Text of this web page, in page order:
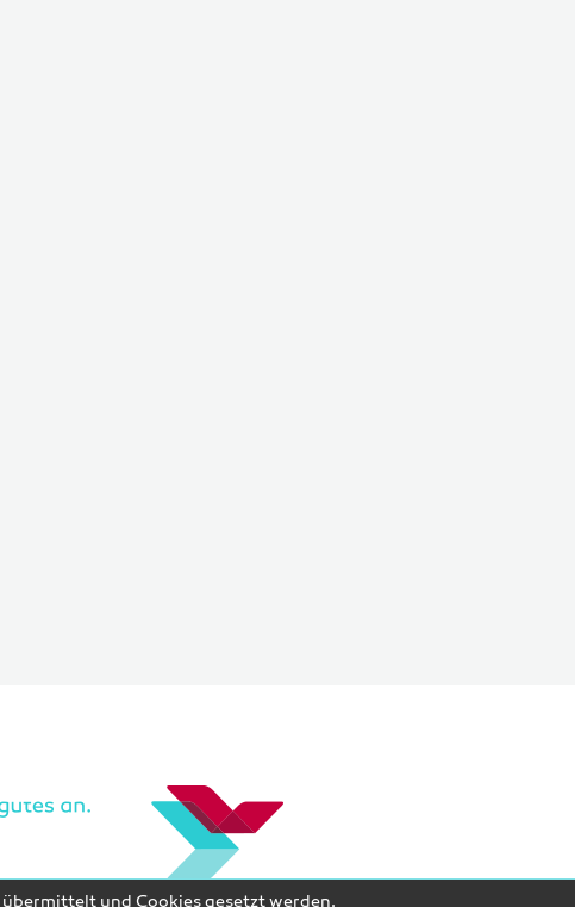
übermittelt und Cookies gesetzt werden.